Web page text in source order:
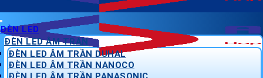
ĐÈN LED
ĐÈN LED ÂM TRẦN
ĐÈN LED ÂM TRẦN DUHAL
ĐÈN LED ÂM TRẦN NANOCO